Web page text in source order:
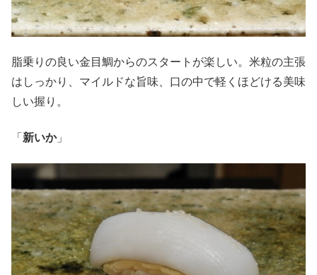
脂乗りの良い金目鯛からのスタートが楽しい。米粒の主張
はしっかり、マイルドな旨味、口の中で軽くほどける美味
しい握り。
「 新いか」